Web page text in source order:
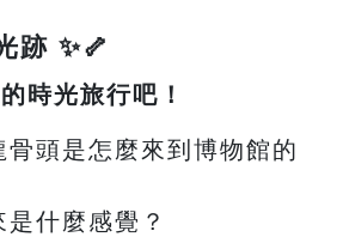
跡 ✨🦴
時光旅行吧！
頭是怎麼來到博物館的
什麼感覺？